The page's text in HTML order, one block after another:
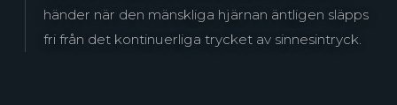
händer när den mänskliga hjärnan äntligen släpps
fri från det kontinuerliga trycket av sinnesintryck.